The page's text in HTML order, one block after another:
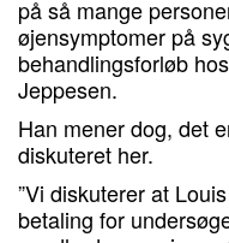
på så mange
øjensymptomer på
behandlingsforløb
Jeppesen.
Han mener dog, det
diskuteret her.
”Vi diskuterer at
betaling for